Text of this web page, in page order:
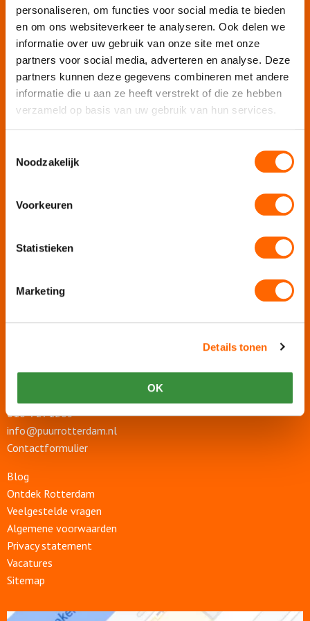
personaliseren, om functies voor social media te bieden
en om ons websiteverkeer te analyseren. Ook delen we
informatie over uw gebruik van onze site met onze
partners voor social media, adverteren en analyse. Deze
partners kunnen deze gegevens combineren met andere
informatie die u aan ze heeft verstrekt of die ze hebben
verzameld op basis van uw gebruik van hun services.
Noodzakelijk
Voorkeuren
Statistieken
Marketing
Details tonen
OK
Mobiele escaperoom de Strijd
Wij organiseren jouw
Bedrijfsuitje
Personeelsuitje
Personeelsfeest
010-7271205
info@puurrotterdam.nl
Contactformulier
Blog
Ontdek Rotterdam
Veelgestelde vragen
Algemene voorwaarden
Privacy statement
Vacatures
Sitemap